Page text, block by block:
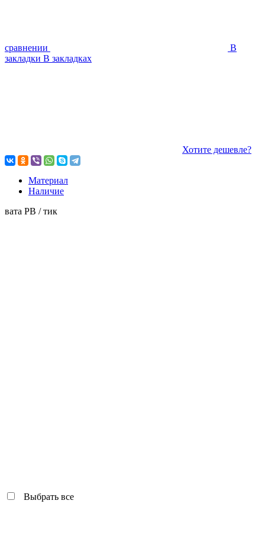
сравнении
В
закладки В закладках
Хотите дешевле?
Материал
Наличие
вата РВ / тик
Выбрать все